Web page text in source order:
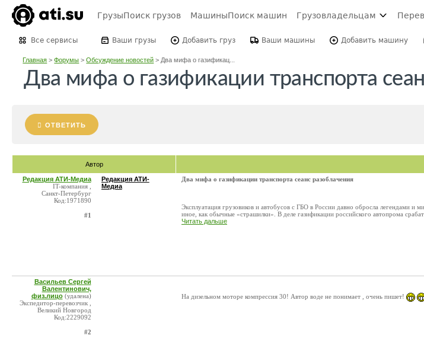
ГрузыПоиск грузов МашиныПоиск машин Грузовладельцам
Все сервисы Ваши грузы Добавить груз Ваши машины Добавить машину
Главная >Форумы >Обсуждение новостей > Два мифа о газификац...
Два мифа о газификации транспорта
ОТВЕТИТЬ
Автор
Редакция АТИ-Медиа
IT-компания ,
Санкт-Петербург
Код:1971890
#1
Редакция АТИ-
Медиа
Два мифа о газификации транспорта сеанс разоблачения
Эксплуатация грузовиков и автобусов с ГБО в России давно обросла легендами
иное, как обычные «страшилки». В деле газификации российского автопрома
Читать дальше
Васильев Сергей
Валентинович,
физ.лицо (удалена)
Экспедитор-перевозчик ,
Великий Новгород
Код:2229092
#2
На дизельном моторе компрессия 30! Автор воде не понимает , очень пишет!